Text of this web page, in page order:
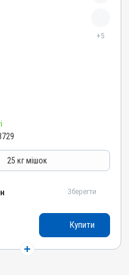
+5
Гуси, Качки, Індики,
25 кг мішок
Зберегти
Купити